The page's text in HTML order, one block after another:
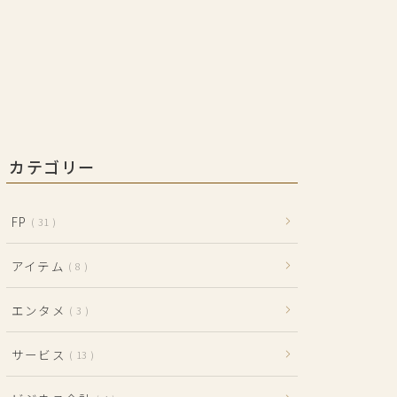
カテゴリー
FP 31
アイテム 8
エンタメ 3
サービス 13